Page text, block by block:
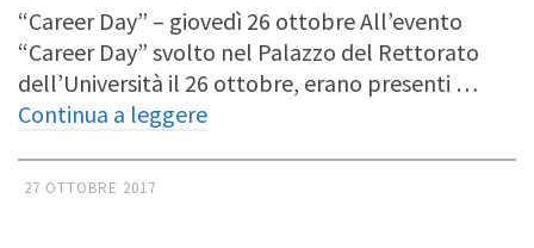
“Career Day” – giovedì 26 ottobre All’evento
“Career Day” svolto nel Palazzo del Rettorato
dell’Università il 26 ottobre, erano presenti …
Continua a leggere
27 OTTOBRE 2017